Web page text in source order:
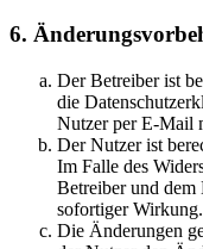
6.
Der Betreiber ist
die
Nutzer per E-Mail
Der Nutzer ist
Im Falle des
Betreiber und dem
sofortiger Wirkung.
Die Änderungen